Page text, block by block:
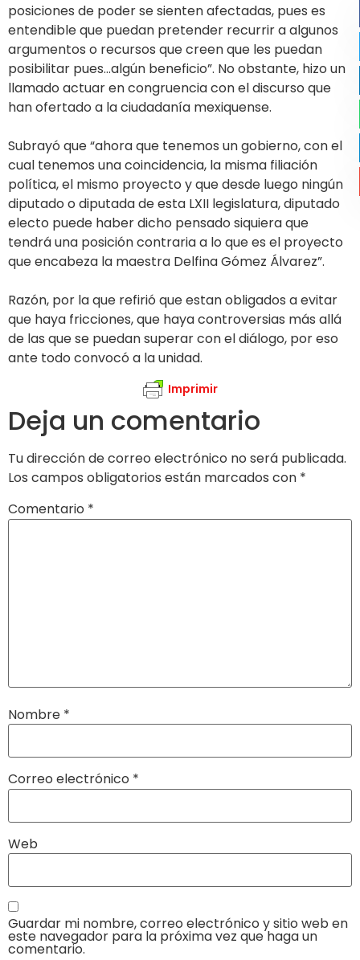
posiciones de poder se sienten afectadas, pues es
entendible que puedan pretender recurrir a algunos
argumentos o recursos que creen que les puedan
posibilitar pues…algún beneficio”. No obstante, hizo un
llamado actuar en congruencia con el discurso que
han ofertado a la ciudadanía mexiquense.
Subrayó que “ahora que tenemos un gobierno, con el
cual tenemos una coincidencia, la misma filiación
política, el mismo proyecto y que desde luego ningún
diputado o diputada de esta LXII legislatura, diputado
electo puede haber dicho pensado siquiera que
tendrá una posición contraria a lo que es el proyecto
que encabeza la maestra Delfina Gómez Álvarez”.
Razón, por la que refirió que estan obligados a evitar
que haya fricciones, que haya controversias más allá
de las que se puedan superar con el diálogo, por eso
ante todo convocó a la unidad.
Imprimir
Deja un comentario
Tu dirección de correo electrónico no será publicada.
Los campos obligatorios están marcados con *
Comentario *
Nombre *
Correo electrónico *
Web
Guardar mi nombre, correo electrónico y sitio web en
este navegador para la próxima vez que haga un
comentario.